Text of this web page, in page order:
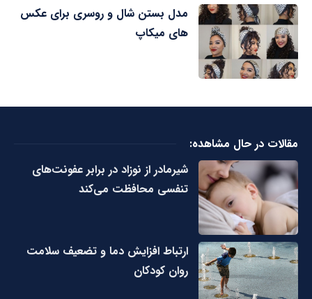
مدل بستن شال و روسری برای عکس
های میکاپ
مقالات در حال مشاهده:
شیرمادر از نوزاد در برابر عفونت‌های
تنفسی محافظت می‌کند
ارتباط افزایش دما و تضعیف سلامت
روان کودکان